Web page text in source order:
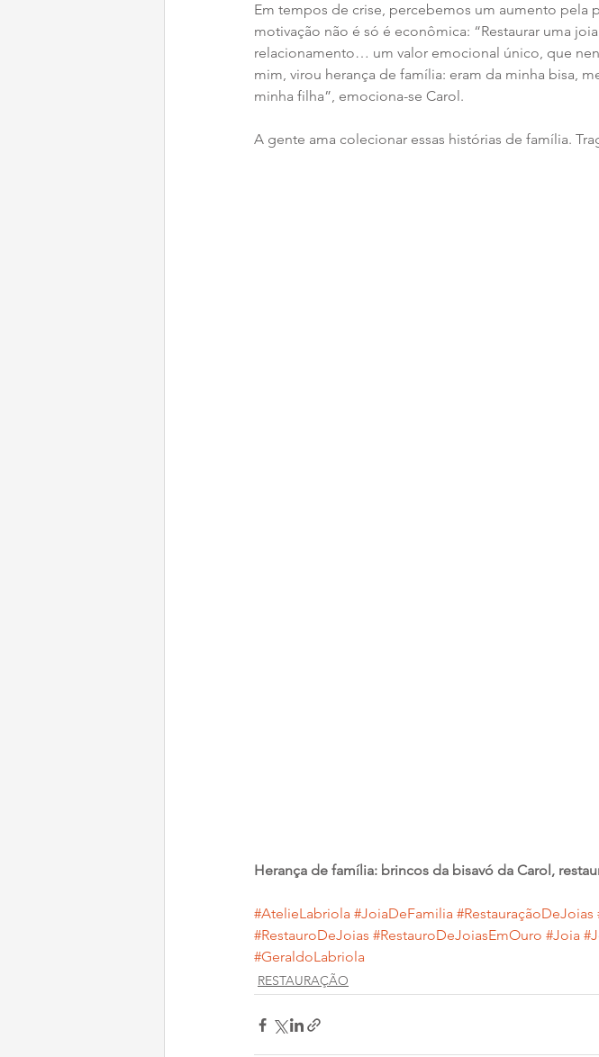
Em tempos de crise, percebemos um aumento pela
motivação não é só é econômica: “Restaurar uma
relacionamento… um valor emocional único, que
mim, virou herança de família: eram da minha bisa,
minha filha”, emociona-se Carol.
A gente ama colecionar essas histórias de família.
Herança de família: brincos da bisavó da Carol,
#AtelieLabriola #JoiaDeFamilia #RestauraçãoDeJoias
#RestauroDeJoias #RestauroDeJoiasEmOuro #Joia
#GeraldoLabriola
RESTAURAÇÃO